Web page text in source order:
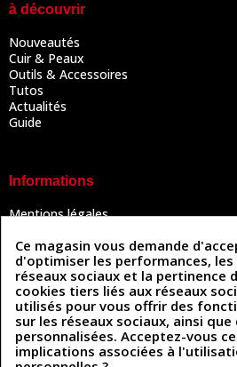
à découvrir
Nouveautés
Cuir & Peaux
Outils & Accessoires
Tutos
Actualités
Guide
Informations
Mentions légales
Politique de confidentialité
Politique des cookies
Contactez-nous
Coordonnées
Ce magasin vous demande
d'optimiser les performances,
réseaux sociaux et la pertinence
cookies tiers liés aux réseaux
utilisés pour vous offrir des
sur les réseaux sociaux, ainsi
personnalisées. Acceptez-vous
implications associées à